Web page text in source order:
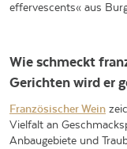
effervescents« aus
Wie schmeckt
Gerichten wird er
Französischer Wein
Vielfalt an
Anbaugebiete und